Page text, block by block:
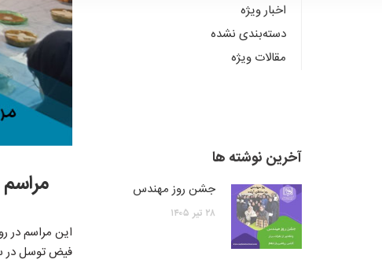
فیض توسل در
اخبار ویژه
دسته‌بندی نشده
مقالات ویژه
آخرین نوشته ها
جشن روز مهندس
۲۸ تیر ۱۴۰۵